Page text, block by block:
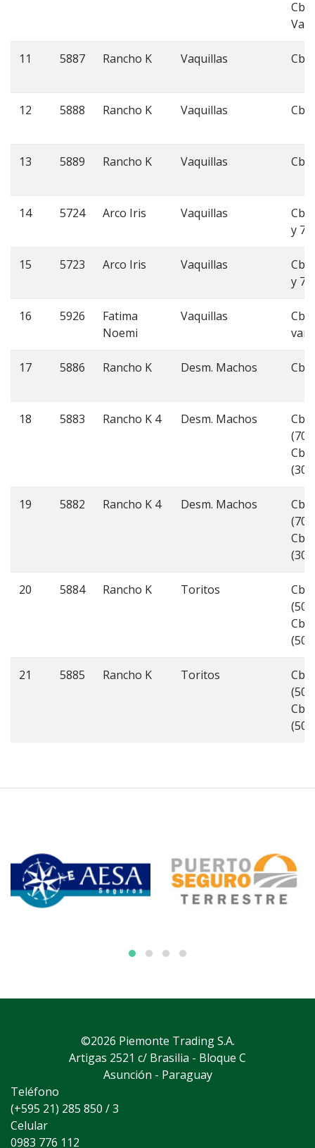
Cbo
11 5887 Rancho K Vaquillas Cbo
12 5888 Rancho K Vaquillas Cbo
13 5889 Rancho K Vaquillas Cbo
14 5724 Arco Iris Vaquillas
Cbo
y 7
15 5723 Arco Iris Vaquillas
Cbo
y 7
16 5926
Fatima
Noemi
Vaquillas
Cbo
17 5886 Rancho K Desm. Machos Cbo
18 5883 Rancho K 4 Desm. Machos
Cbo
Cbo
19 5882 Rancho K 4 Desm. Machos
Cbo
Cbo
20 5884 Rancho K Toritos
Cbo
Cbo
21 5885 Rancho K Toritos
Cbo
Cbo
©2026 Piemonte Trading S.A.
Artigas 2521 c/ Brasilia - Bloque C
Asunción - Paraguay
Teléfono
(+595 21) 285 850 / 3
Celular
0983 776 112